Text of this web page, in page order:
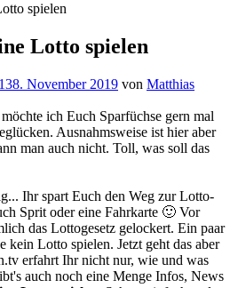
spielen
Lotto spielen
8. November 2019 von Matthias
ich Euch Sparfüchse gern mal
Ausnahmsweise ist hier aber
man auch nicht. Toll, was soll das
Ihr spart Euch den Weg zur Lotto-
Sprit oder eine Fahrkarte 🙂 Vor
das Lottogesetz gelockert. Ein paar
kein Lotto spielen. Jetzt geht das aber
erfahrt Ihr nicht nur, wie und was
auch noch eine Menge Infos, News